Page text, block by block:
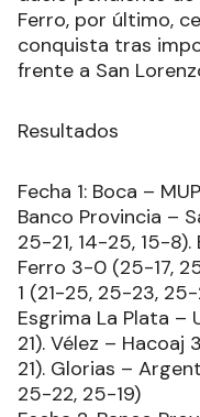
Ferro, por último,
conquista tras
frente a San
Resultados
Fecha 1: Boca –
Banco Provincia –
25-21, 14-25, 15-
Ferro 3-0 (25-17,
1 (21-25, 25-23,
Esgrima La Plata –
21). Vélez –
21). Glorias –
25-22, 25-19)